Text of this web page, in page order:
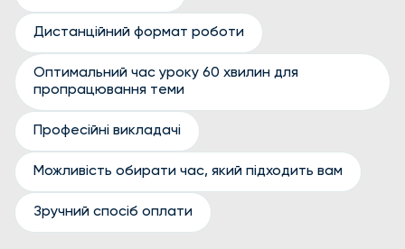
Дистанційний формат роботи
Оптимальний час уроку 60 хвилин для
пропрацювання теми
Професійні викладачі
Можливість обирати час, який підходить вам
Зручний спосіб оплати